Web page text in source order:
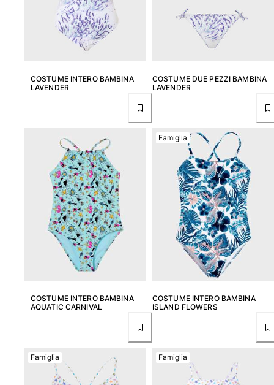
Tops
Slips
Rashguards
Vedi tutti i Costumi da bagno
Abbigliamento
Camicie
Tuniche
Pantaloni
Sweatshirts
T-Shirts
Modelli lounge
Kimonos
Vedi tutti i Abbigliamento
Yachting collection
Vedi tutti i Yachting collection
Costumi da bagno
COSTUME INTERO BAMBINA
LAVENDER
COSTUME DUE PEZZI BAMBINA
LAVENDER
COSTUME INTERO BAMBINA
AQUATIC CARNIVAL
COSTUME INTERO BAMBINA
ISLAND FLOWERS
Famiglia
Famiglia Famiglia